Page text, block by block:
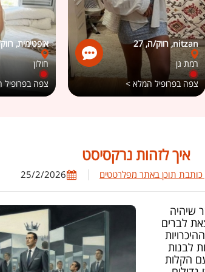
אופטימית,
חולון
צפה
nitzan, רווק/ה, 27
רמת גן
צפה בפרופיל המלא >
איך לזהות נרקסיסט
תוכן באתר מפלרטטים 25/2/2026
שיהיה
לברים
לבנות
הקלות